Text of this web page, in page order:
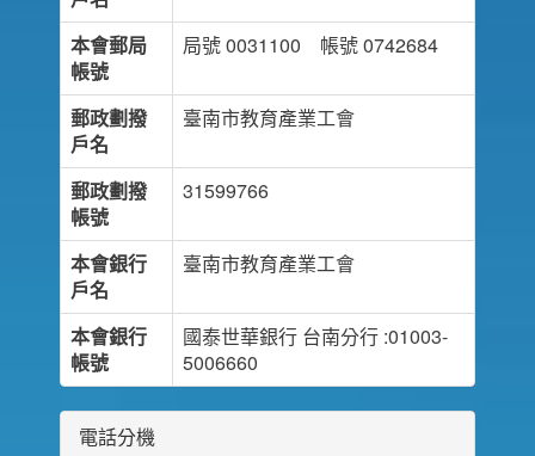
本會郵局
帳號
局號 0031100 帳號 0742684
郵政劃撥
戶名
臺南市教育產業工會
郵政劃撥
帳號
31599766
本會銀行
戶名
臺南市教育產業工會
本會銀行
帳號
國泰世華銀行 台南分行 :01003-
5006660
電話分機